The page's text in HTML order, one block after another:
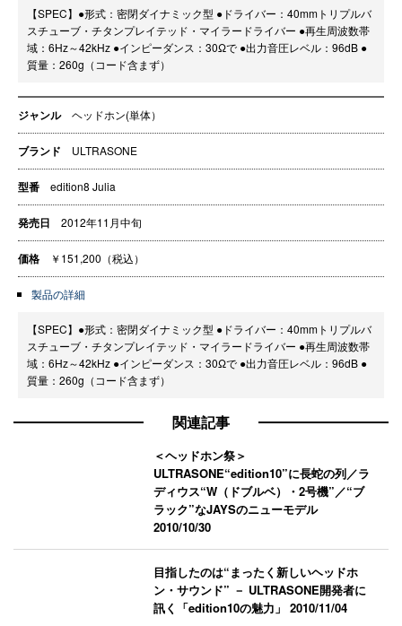
【SPEC】●形式：密閉ダイナミック型 ●ドライバー：40mmトリプルバ
スチューブ・チタンプレイテッド・マイラードライバー ●再生周波数帯
域：6Hz～42kHz ●インピーダンス：30Ωで ●出力音圧レベル：96dB ●
質量：260g（コード含まず）
ジャンル ヘッドホン(単体）
ブランド ULTRASONE
型番 edition8 Julia
発売日 2012年11月中旬
価格 ￥151,200（税込）
製品の詳細
【SPEC】●形式：密閉ダイナミック型 ●ドライバー：40mmトリプルバ
スチューブ・チタンプレイテッド・マイラードライバー ●再生周波数帯
域：6Hz～42kHz ●インピーダンス：30Ωで ●出力音圧レベル：96dB ●
質量：260g（コード含まず）
関連記事
＜ヘッドホン祭＞
ULTRASONE“edition10”に長蛇の列／ラ
ディウス“W（ドブルベ）・2号機”／“ブ
ラック”なJAYSのニューモデル
2010/10/30
目指したのは“まったく新しいヘッドホ
ン・サウンド” － ULTRASONE開発者に
訊く「edition10の魅力」2010/11/04